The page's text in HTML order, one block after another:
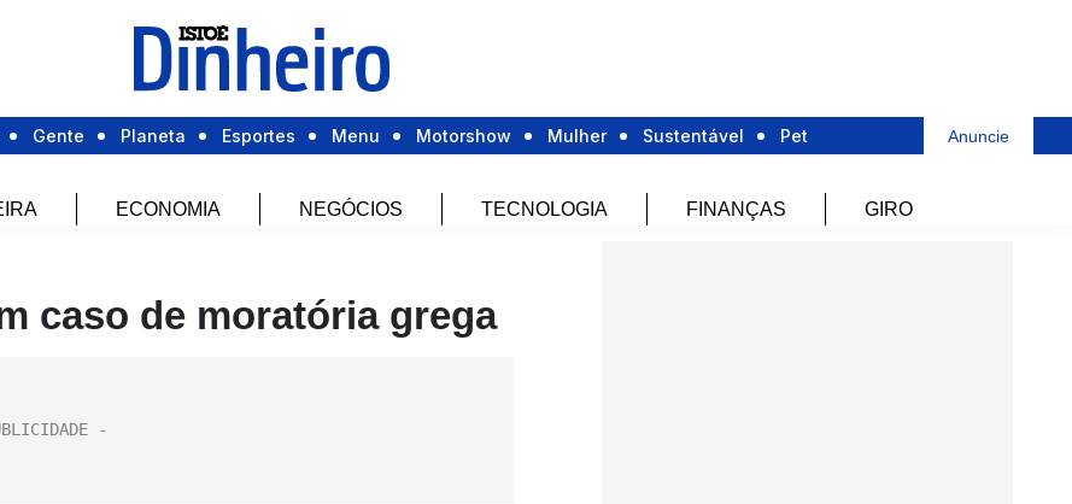
Gente Planeta Esportes Menu Motorshow Mulher Sustentável Pet Anuncie
ECONOMIA NEGÓCIOS TECNOLOGIA FINANÇAS GIRO
caso de moratória grega